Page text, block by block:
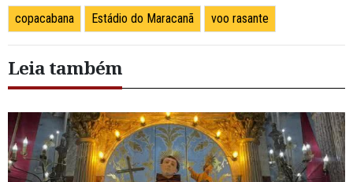
copacabana Estádio do Maracanã voo rasante
Leia também